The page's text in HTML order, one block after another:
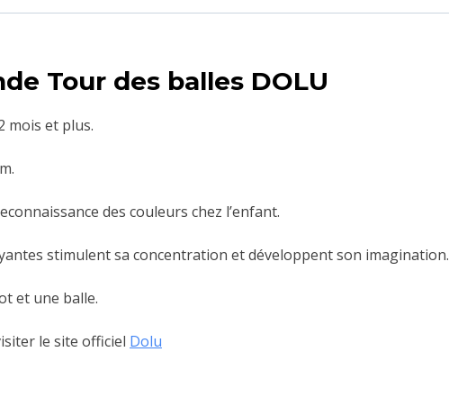
Tour des balles DOLU
mois et plus.
des couleurs chez l’enfant.
stimulent sa concentration et développent son imagination.
et une balle.
le site officiel Dolu